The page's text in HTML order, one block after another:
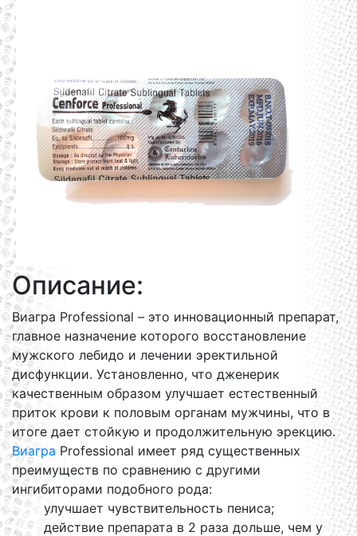
Описание:
Виагра Professional – это инновационный препарат,
главное назначение которого восстановление
мужского лебидо и лечении эректильной
дисфункции. Установленно, что дженерик
качественным образом улучшает естественный
приток крови к половым органам мужчины, что в
итоге дает стойкую и продолжительную эрекцию.
Виагра Professional имеет ряд существенных
преимуществ по сравнению с другими
ингибиторами подобного рода:
улучшает чувствительность пениса;
действие препарата в 2 раза дольше, чем у